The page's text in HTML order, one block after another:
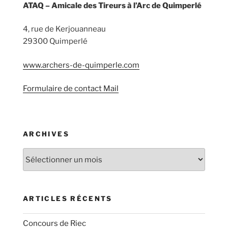
ATAQ – Amicale des Tireurs à l’Arc de Quimperlé
4, rue de Kerjouanneau
29300 Quimperlé
www.archers-de-quimperle.com
Formulaire de contact Mail
ARCHIVES
ARTICLES RÉCENTS
Concours de Riec